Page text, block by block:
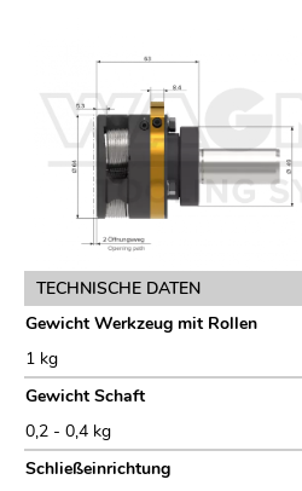
TECHNISCHE DATEN
Gewicht Werkzeug mit Rollen
1 kg
Gewicht Schaft
0,2 - 0,4 kg
Schließeinrichtung